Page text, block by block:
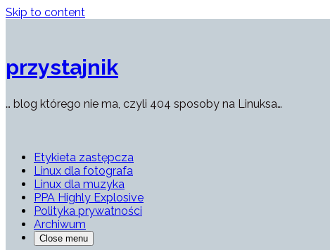
Skip to content
przystajnik
… blog którego nie ma, czyli 404 sposoby na Linuksa…
Etykieta zastępcza
Linux dla fotografa
Linux dla muzyka
PPA Highly Explosive
Polityka prywatności
Archiwum
Close menu